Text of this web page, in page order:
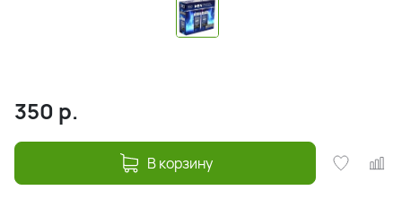
350 р.
В корзину